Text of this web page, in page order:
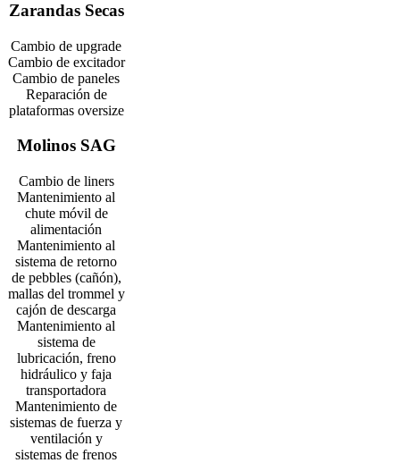
Zarandas Secas
Cambio de upgrade
Cambio de excitador
Cambio de paneles
Reparación de
plataformas oversize
Molinos SAG
Cambio de liners
Mantenimiento al
chute móvil de
alimentación
Mantenimiento al
sistema de retorno
de pebbles (cañón),
mallas del trommel y
cajón de descarga
Mantenimiento al
sistema de
lubricación, freno
hidráulico y faja
transportadora
Mantenimiento de
sistemas de fuerza y
ventilación y
sistemas de frenos